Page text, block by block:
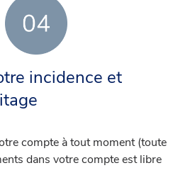
incidence et
compte à tout moment (toute
dans votre compte est libre